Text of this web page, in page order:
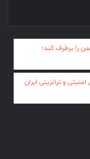
را برطرف کند؛
و ترانزیتی ایران